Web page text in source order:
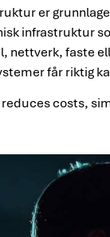
er
infrastruktur
faste
får riktig
costs,